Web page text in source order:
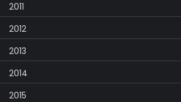
2011
2012
2013
2014
2015